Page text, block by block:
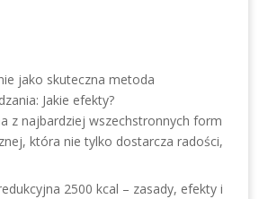
jako skuteczna metoda
Jakie efekty?
z najbardziej wszechstronnych form
która nie tylko dostarcza radości,
2500 kcal – zasady, efekty i